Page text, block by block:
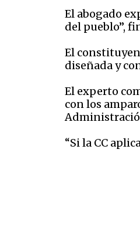
El abogado
del pueblo”,
El
diseñada y
El experto
con los
“Si la CC